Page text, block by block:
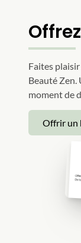
Faites
Beauté
moment de
Offrir un